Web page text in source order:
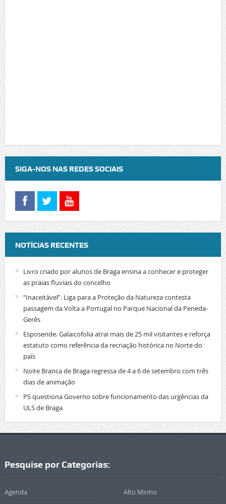
SIGA-NOS NAS REDES SOCIAIS
NOTÍCIAS RECENTES
Livro criado por alunos de Braga ensina a conhecer e proteger
as praias fluviais do concelho
“Inaceitável”. Liga para a Proteção da Natureza contesta
passagem da Volta a Portugal no Parque Nacional da Peneda-
Gerês
Esposende. Galaicofolia atrai mais de 25 mil visitantes e reforça
estatuto como referência da recriação histórica no Norte do
país
Noite Branca de Braga regressa de 4 a 6 de setembro com três
dias de animação
PS questiona Governo sobre funcionamento das urgências da
ULS de Braga
Pesquise por Categorias:
Agenda Alto Minho